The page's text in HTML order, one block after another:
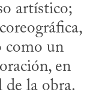
artístico;
como un
en
de la obra.